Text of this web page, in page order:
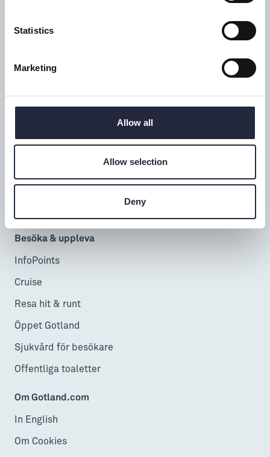
Statistics
Marketing
Allow all
Allow selection
Deny
Donners plats 1, Visby
Lör-sön: 9-17
Telefontid alla dagar: 9-16
Besöka & uppleva
InfoPoints
Cruise
Resa hit & runt
Öppet Gotland
Sjukvård för besökare
Offentliga toaletter
Om Gotland.com
In English
Om Cookies